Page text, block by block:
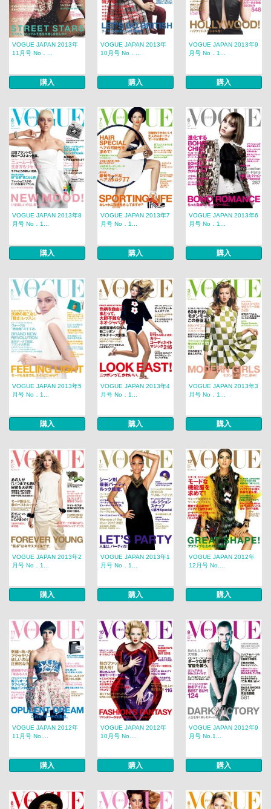
VOGUE JAPAN 2013年
11月号 No．...
購入
VOGUE JAPAN 2013年
10月号 No．...
購入
VOGUE JAPAN 2013年9
月号 No．1...
購入
VOGUE JAPAN 2013年8
月号 No．1...
購入
VOGUE JAPAN 2013年7
月号 No．1...
購入
VOGUE JAPAN 2013年6
月号 No．1...
購入
VOGUE JAPAN 2013年5
月号 No．1...
購入
VOGUE JAPAN 2013年4
月号 No．1...
購入
VOGUE JAPAN 2013年3
月号 No．1...
購入
VOGUE JAPAN 2013年2
月号 No．1...
購入
VOGUE JAPAN 2013年1
月号 No．1...
購入
VOGUE JAPAN 2012年
12月号 No....
購入
VOGUE JAPAN 2012年
11月号 No....
購入
VOGUE JAPAN 2012年
10月号 No....
購入
VOGUE JAPAN 2012年9
月号 No.1...
購入